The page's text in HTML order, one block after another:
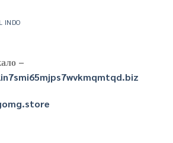
INDO
–